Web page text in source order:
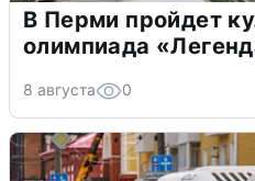
В Перми пройдет
олимпиада
8 августа 0